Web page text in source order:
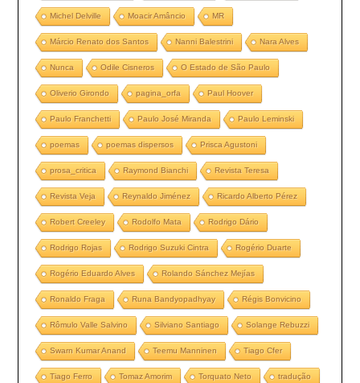
Michel Delville Moacir Amâncio MR
Márcio Renato dos Santos Nanni Balestrini Nara Alves
Nunca Odile Cisneros O Estado de São Paulo
Oliverio Girondo pagina_orfa Paul Hoover
Paulo Franchetti Paulo José Miranda Paulo Leminski
poemas poemas dispersos Prisca Agustoni
prosa_critica Raymond Bianchi Revista Teresa
Revista Veja Reynaldo Jiménez Ricardo Alberto Pérez
Robert Creeley Rodolfo Mata Rodrigo Dário
Rodrigo Rojas Rodrigo Suzuki Cintra Rogério Duarte
Rogério Eduardo Alves Rolando Sánchez Mejías
Ronaldo Fraga Runa Bandyopadhyay Régis Bonvicino
Rômulo Valle Salvino Silviano Santiago Solange Rebuzzi
Swarn Kumar Anand Teemu Manninen Tiago Cfer
Tiago Ferro Tomaz Amorim Torquato Neto tradução